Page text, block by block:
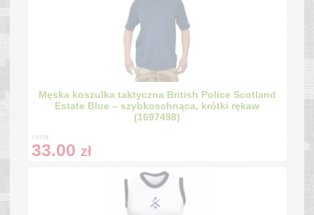
Męska koszulka taktyczna British Police Scotland
Estate Blue – szybkoschnąca, krótki rękaw
(1697498)
cena:
33.00 zł